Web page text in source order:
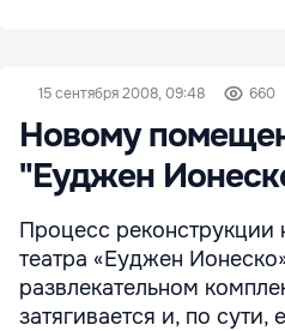
15 сентября 2008, 09:48 660
Новому
"Еуджен
Процесс
театра «Еуджен
развлекательном
затягивается и, по сути,